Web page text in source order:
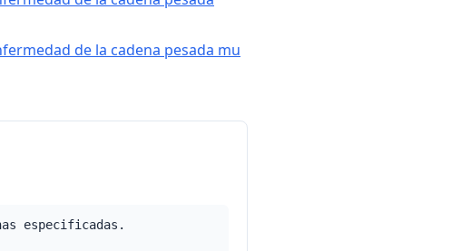
de la cadena pesada mu
especificadas.